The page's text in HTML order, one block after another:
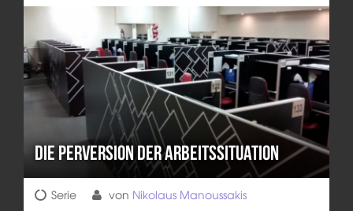
Die Perversion der Arbeitssituation
Serie von Nikolaus Manoussakis